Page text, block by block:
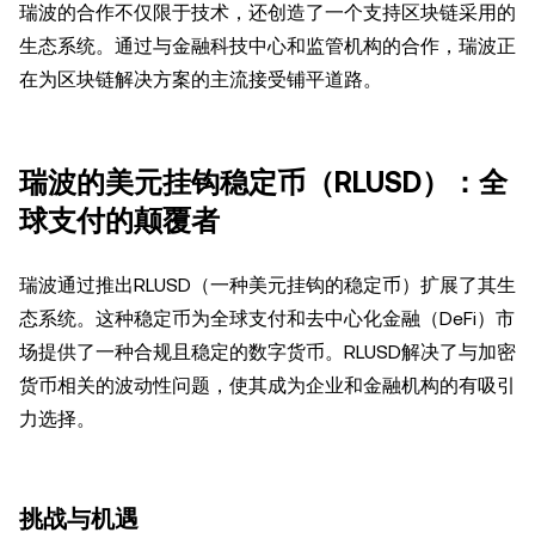
瑞波的合作不仅限于技术，还创造了一个支持区块链采用的
生态系统。通过与金融科技中心和监管机构的合作，瑞波正
在为区块链解决方案的主流接受铺平道路。
瑞波的美元挂钩稳定币（RLUSD）：全
球支付的颠覆者
瑞波通过推出RLUSD（一种美元挂钩的稳定币）扩展了其生
态系统。这种稳定币为全球支付和去中心化金融（DeFi）市
场提供了一种合规且稳定的数字货币。RLUSD解决了与加密
货币相关的波动性问题，使其成为企业和金融机构的有吸引
力选择。
挑战与机遇